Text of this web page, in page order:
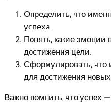
Определить, что
успеха.
Понять, какие
достижения цели.
Сформулировать, что
для достижения
Важно помнить, что успех